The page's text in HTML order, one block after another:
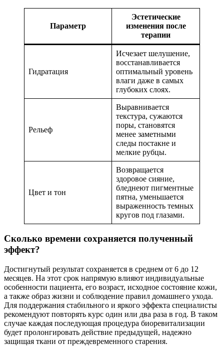
Параметр
Эстетические
изменения после
терапии
Гидратация
Исчезает шелушение,
восстанавливается
оптимальный уровень
влаги даже в самых
глубоких слоях.
Рельеф
Выравнивается
текстура, сужаются
поры, становятся
менее заметными
следы постакне и
мелкие рубцы.
Цвет и тон
Возвращается
здоровое сияние,
бледнеют пигментные
пятна, уменьшается
выраженность темных
кругов под глазами.
Сколько времени сохраняется полученный
эффект?
Достигнутый результат сохраняется в среднем от 6 до 12
месяцев. На этот срок напрямую влияют индивидуальные
особенности пациента, его возраст, исходное состояние кожи,
а также образ жизни и соблюдение правил домашнего ухода.
Для поддержания стабильного и яркого эффекта специалисты
рекомендуют повторять курс один или два раза в год. В таком
случае каждая последующая процедура биоревитализации
будет пролонгировать действие предыдущей, надежно
защищая ткани от преждевременного старения.